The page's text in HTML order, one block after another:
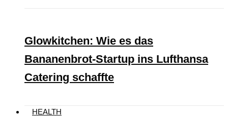
Glowkitchen: Wie es das
Bananenbrot-Startup ins Lufthansa
Catering schaffte
HEALTH